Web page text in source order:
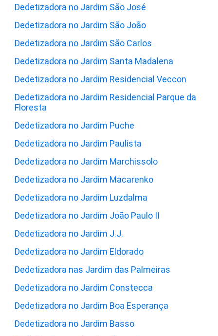
Dedetizadora no Jardim São José
Dedetizadora no Jardim São João
Dedetizadora no Jardim São Carlos
Dedetizadora no Jardim Santa Madalena
Dedetizadora no Jardim Residencial Veccon
Dedetizadora no Jardim Residencial Parque da
Floresta
Dedetizadora no Jardim Puche
Dedetizadora no Jardim Paulista
Dedetizadora no Jardim Marchissolo
Dedetizadora no Jardim Macarenko
Dedetizadora no Jardim Luzdalma
Dedetizadora no Jardim João Paulo II
Dedetizadora no Jardim J.J.
Dedetizadora no Jardim Eldorado
Dedetizadora nas Jardim das Palmeiras
Dedetizadora no Jardim Constecca
Dedetizadora no Jardim Boa Esperança
Dedetizadora no Jardim Basso